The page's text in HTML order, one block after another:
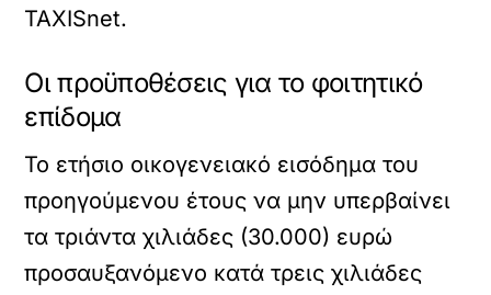
TAXISnet.
Οι προϋποθέσεις για το φοιτητικό
επίδομα
Το ετήσιο οικογενειακό εισόδημα του
προηγούμενου έτους να μην υπερβαίνει
τα τριάντα χιλιάδες (30.000) ευρώ
προσαυξανόμενο κατά τρεις χιλιάδες